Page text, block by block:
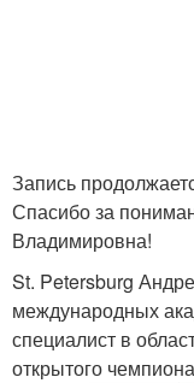
Запись
Спасибо за
Владимировна!
St. Petersburg
международных
специалист в
открытого